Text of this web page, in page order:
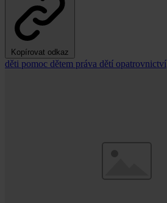
Kopírovat odkaz
děti pomoc dětem práva dětí opatrovnictví